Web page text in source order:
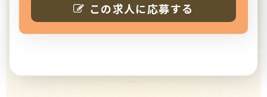
この求人に応募する